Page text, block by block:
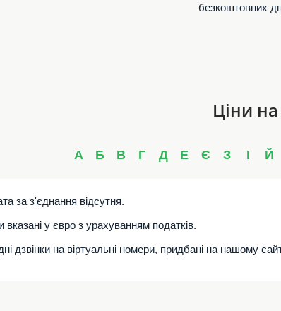
безкоштовних
Ціни на
А Б В Г Д Е Є З І Й
за з'єднання відсутня.
вказані у євро з урахуванням податків.
дзвінки на віртуальні номери, придбані на нашому